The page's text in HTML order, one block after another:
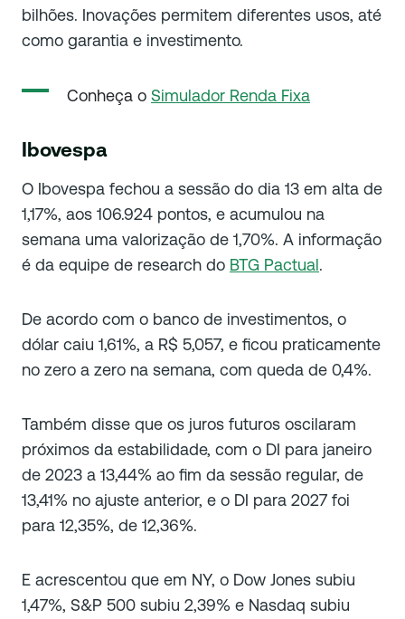
bilhões. Inovações permitem diferentes usos, até
como garantia e investimento.
Conheça o Simulador Renda Fixa
Ibovespa
O Ibovespa fechou a sessão do dia 13 em alta de
1,17%, aos 106.924 pontos, e acumulou na
semana uma valorização de 1,70%. A informação
é da equipe de research do BTG Pactual.
De acordo com o banco de investimentos, o
dólar caiu 1,61%, a R$ 5,057, e ficou praticamente
no zero a zero na semana, com queda de 0,4%.
Também disse que os juros futuros oscilaram
próximos da estabilidade, com o DI para janeiro
de 2023 a 13,44% ao fim da sessão regular, de
13,41% no ajuste anterior, e o DI para 2027 foi
para 12,35%, de 12,36%.
E acrescentou que em NY, o Dow Jones subiu
1,47%, S&P 500 subiu 2,39% e Nasdaq subiu